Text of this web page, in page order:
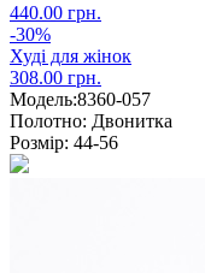
440.00 грн.
-30%
Худі для жінок
308.00 грн.
Модель:8360-057
Полотно: Двонитка
Розмір: 44-56